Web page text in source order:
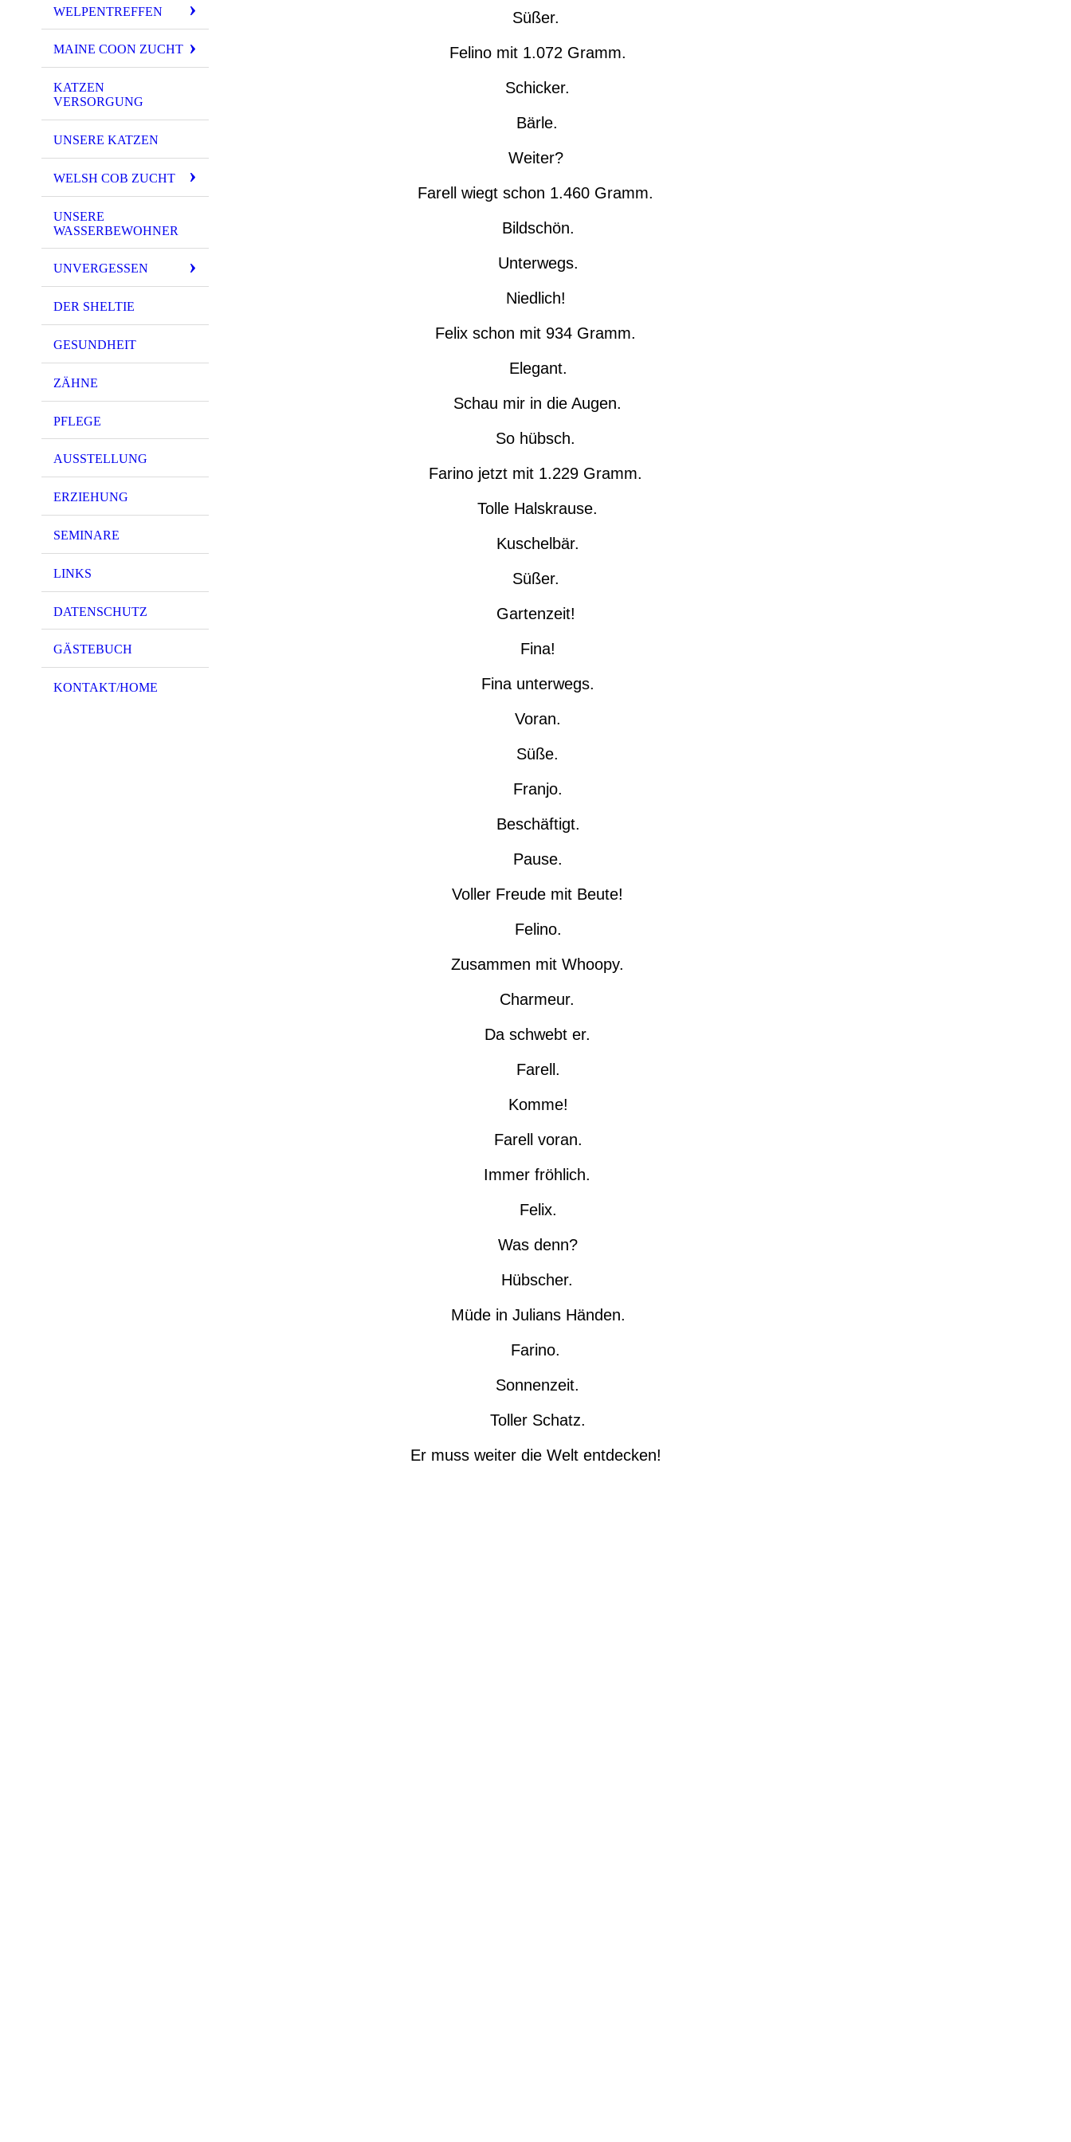
WELPENTREFFEN
MAINE COON ZUCHT
KATZEN
VERSORGUNG
UNSERE KATZEN
WELSH COB ZUCHT
UNSERE
WASSERBEWOHNER
UNVERGESSEN
DER SHELTIE
GESUNDHEIT
ZÄHNE
PFLEGE
AUSSTELLUNG
ERZIEHUNG
SEMINARE
LINKS
DATENSCHUTZ
GÄSTEBUCH
KONTAKT/HOME
Süßer.
Felino mit 1.072 Gramm.
Schicker.
Bärle.
Weiter?
Farell wiegt schon 1.460 Gramm.
Bildschön.
Unterwegs.
Niedlich!
Felix schon mit 934 Gramm.
Elegant.
Schau mir in die Augen.
So hübsch.
Farino jetzt mit 1.229 Gramm.
Tolle Halskrause.
Kuschelbär.
Süßer.
Gartenzeit!
Fina!
Fina unterwegs.
Voran.
Süße.
Franjo.
Beschäftigt.
Pause.
Voller Freude mit Beute!
Felino.
Zusammen mit Whoopy.
Charmeur.
Da schwebt er.
Farell.
Komme!
Farell voran.
Immer fröhlich.
Felix.
Was denn?
Hübscher.
Müde in Julians Händen.
Farino.
Sonnenzeit.
Toller Schatz.
Er muss weiter die Welt entdecken!